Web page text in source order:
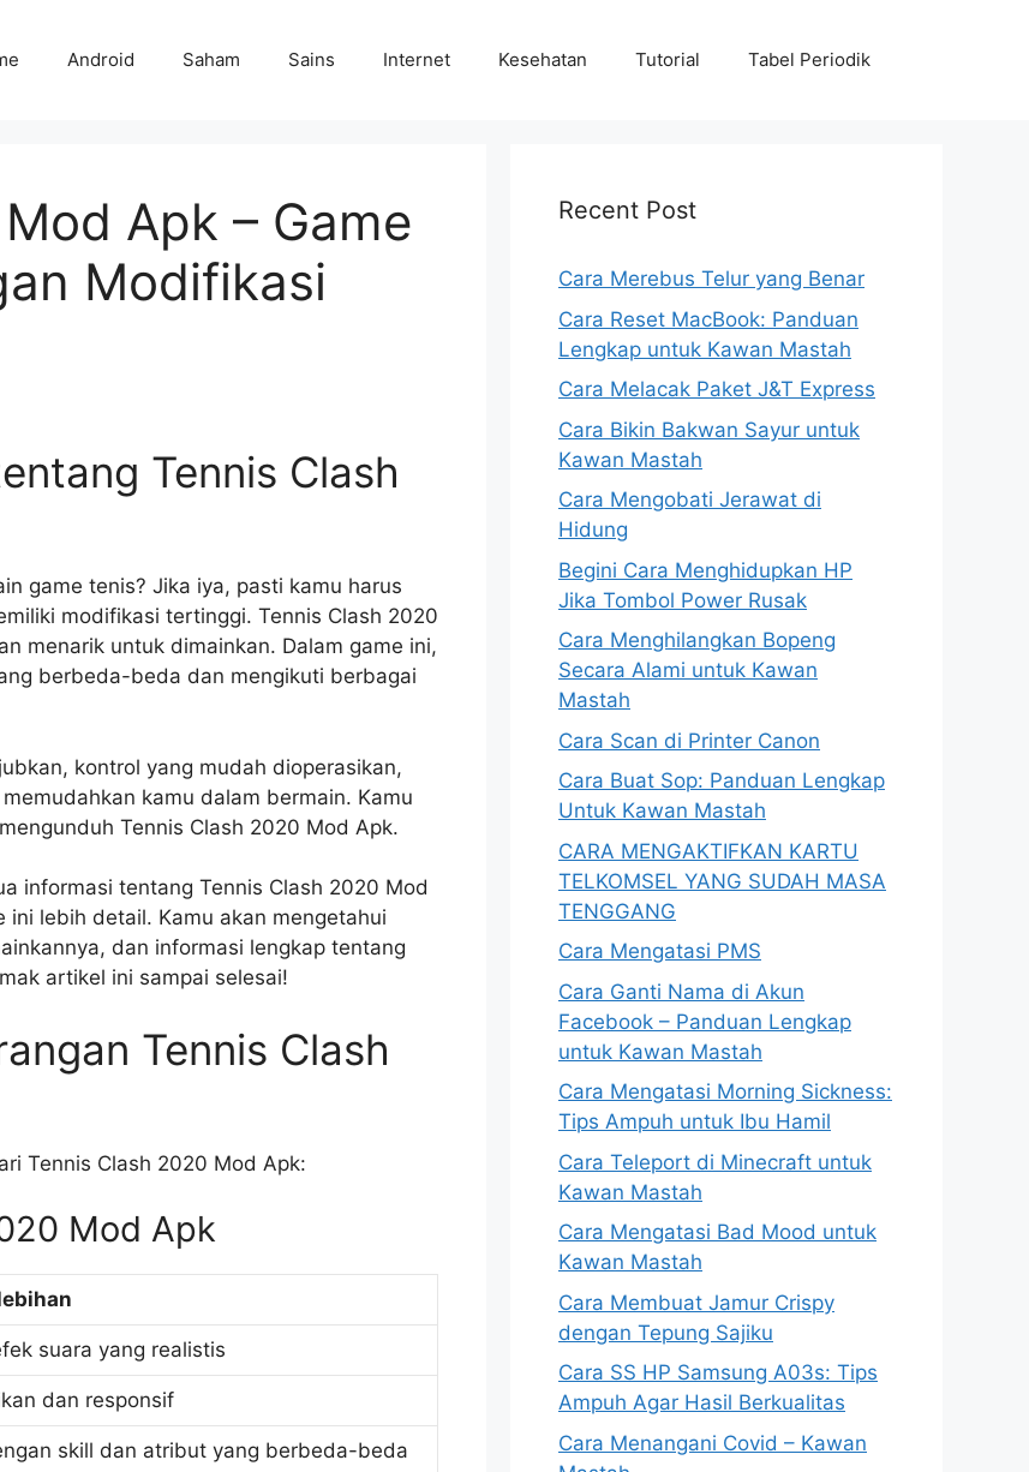
Android Saham Sains Internet Kesehatan Tutorial Tabel Periodik
Apk – Game
Modifikasi
Tennis Clash
game tenis? Jika iya, pasti kamu harus
modifikasi tertinggi. Tennis Clash 2020
menarik untuk dimainkan. Dalam game ini,
berbeda-beda dan mengikuti berbagai
kontrol yang mudah dioperasikan,
kamu dalam bermain. Kamu
Tennis Clash 2020 Mod Apk.
informasi tentang Tennis Clash 2020 Mod
lebih detail. Kamu akan mengetahui
dan informasi lengkap tentang
artikel ini sampai selesai!
Tennis Clash
Tennis Clash 2020 Mod Apk:
Mod Apk
suara yang realistis
dan responsif
skill dan atribut yang berbeda-beda
Recent Post
Cara Merebus Telur yang Benar
Cara Reset MacBook: Panduan
Lengkap untuk Kawan Mastah
Cara Melacak Paket J&T Express
Cara Bikin Bakwan Sayur untuk
Kawan Mastah
Cara Mengobati Jerawat di
Hidung
Begini Cara Menghidupkan HP
Jika Tombol Power Rusak
Cara Menghilangkan Bopeng
Secara Alami untuk Kawan
Mastah
Cara Scan di Printer Canon
Cara Buat Sop: Panduan Lengkap
Untuk Kawan Mastah
CARA MENGAKTIFKAN KARTU
TELKOMSEL YANG SUDAH MASA
TENGGANG
Cara Mengatasi PMS
Cara Ganti Nama di Akun
Facebook – Panduan Lengkap
untuk Kawan Mastah
Cara Mengatasi Morning Sickness:
Tips Ampuh untuk Ibu Hamil
Cara Teleport di Minecraft untuk
Kawan Mastah
Cara Mengatasi Bad Mood untuk
Kawan Mastah
Cara Membuat Jamur Crispy
dengan Tepung Sajiku
Cara SS HP Samsung A03s: Tips
Ampuh Agar Hasil Berkualitas
Cara Menangani Covid – Kawan